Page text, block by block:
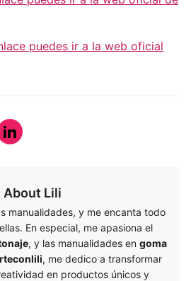
puedes ir a la web oficial
About Lili
manualidades, y me encanta todo
En especial, me apasiona el
, y las manualidades en goma
, me dedico a transformar
en productos únicos y